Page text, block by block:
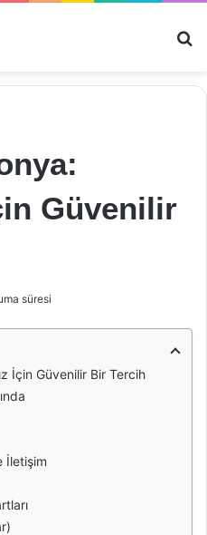
Güvenilir
süresi
İçin Güvenilir Bir Tercih
İletişim